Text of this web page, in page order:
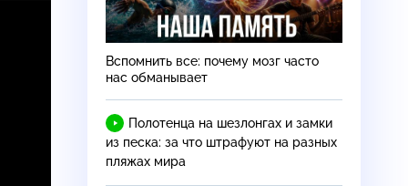
Вспомнить все: почему мозг часто
нас обманывает
Полотенца на шезлонгах и замки
из песка: за что штрафуют на разных
пляжах мира